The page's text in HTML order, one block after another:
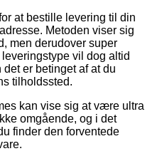
at bestille levering til din
Metoden viser sig
men derudover super
vil dog altid
er betinget af at du
tilholdssted.
kan vise sig at være ultra
omgående, og i det
finder den forventede